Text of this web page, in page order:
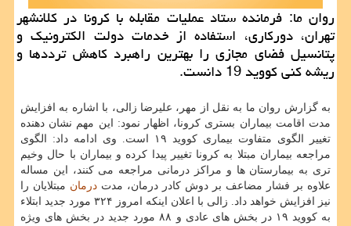
روان ما: فرمانده ستاد عملیات مقابله با كرونا در كلانشهر
تهران، دوركاری، استفاده از خدمات دولت الكترونیك و
پتانسیل فضای مجازی را بهترین راهبرد كاهش ترددها و
ریشه كنی كووید 19 دانست.
به گزارش روان ما به نقل از مهر، علیرضا زالی، با اشاره به افزایش
مدت اقامت بیماران بستری کرونا، اظهار نمود: این مهم نشان دهنده
تغییر الگوی متفاوت بیماری کووید ۱۹ است. وی ادامه داد: الگوی
مراجعه بیماران مبتلا به کرونا تغییر پیدا کرده و بیماران با حال وخیم
تری به بیمارستان ها و مراکز درمانی مراجعه می کنند، این مساله
علاوه بر فشار مضاعف بر دوش کادر درمان، مدت درمان مبتلایان را
نیز افزایش خواهد داد. زالی با اعلان اینکه امروز ۳۲۴ مورد جدید ابتلاء
به کووید ۱۹ در بخش های عادی و ۸۸ مورد جدید در بخش های ویژه